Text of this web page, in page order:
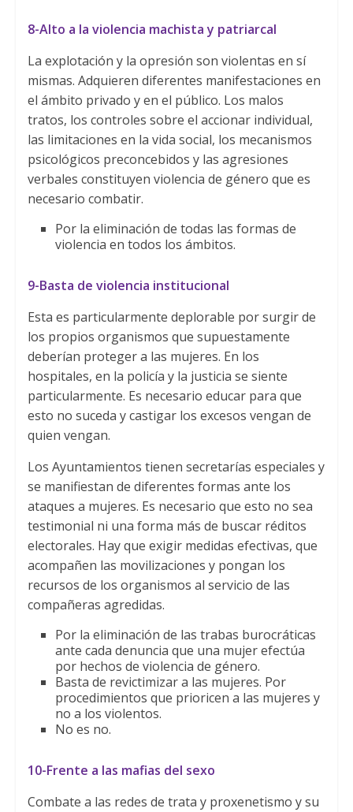
8-Alto a la violencia machista y patriarcal
La explotación y la opresión son violentas en sí
mismas. Adquieren diferentes manifestaciones en
el ámbito privado y en el público. Los malos
tratos, los controles sobre el accionar individual,
las limitaciones en la vida social, los mecanismos
psicológicos preconcebidos y las agresiones
verbales constituyen violencia de género que es
necesario combatir.
Por la eliminación de todas las formas de
violencia en todos los ámbitos.
9-Basta de violencia institucional
Esta es particularmente deplorable por surgir de
los propios organismos que supuestamente
deberían proteger a las mujeres. En los
hospitales, en la policía y la justicia se siente
particularmente. Es necesario educar para que
esto no suceda y castigar los excesos vengan de
quien vengan.
Los Ayuntamientos tienen secretarías especiales y
se manifiestan de diferentes formas ante los
ataques a mujeres. Es necesario que esto no sea
testimonial ni una forma más de buscar réditos
electorales. Hay que exigir medidas efectivas, que
acompañen las movilizaciones y pongan los
recursos de los organismos al servicio de las
compañeras agredidas.
Por la eliminación de las trabas burocráticas
ante cada denuncia que una mujer efectúa
por hechos de violencia de género.
Basta de revictimizar a las mujeres. Por
procedimientos que prioricen a las mujeres y
no a los violentos.
No es no.
10-Frente a las mafias del sexo
Combate a las redes de trata y proxenetismo y su